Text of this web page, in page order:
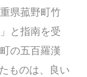
県菰野町竹
と指南を受
の五百羅漢
ものは、良い